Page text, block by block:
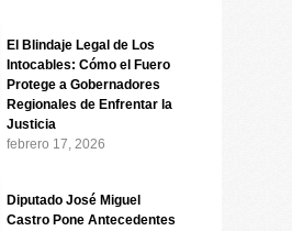
El Blindaje Legal de Los
Intocables: Cómo el Fuero
Protege a Gobernadores
Regionales de Enfrentar la
Justicia
febrero 17, 2026
Diputado José Miguel
Castro Pone Antecedentes